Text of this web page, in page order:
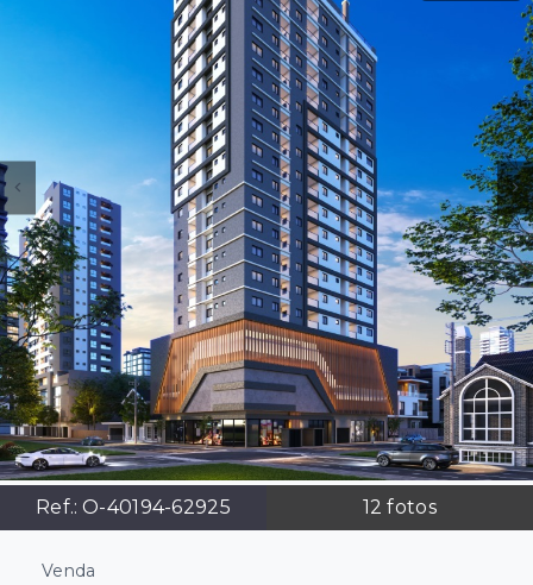
Ref.:O-40194-62925 12 fotos
Venda